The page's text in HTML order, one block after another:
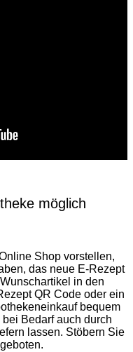
möglich
Shop vorstellen,
das neue E-Rezept
in den
QR Code oder ein
bequem
Bedarf auch durch
lassen. Stöbern Sie